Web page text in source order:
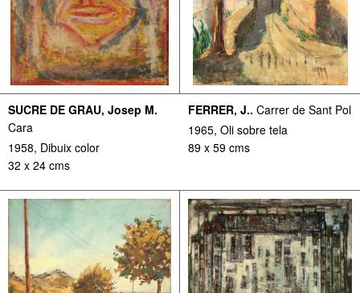
SUCRE DE GRAU, Josep M.
Cara
1958, Dibuix color
32 x 24 cms
FERRER, J.. Carrer de Sant Pol
1965, Oli sobre tela
89 x 59 cms